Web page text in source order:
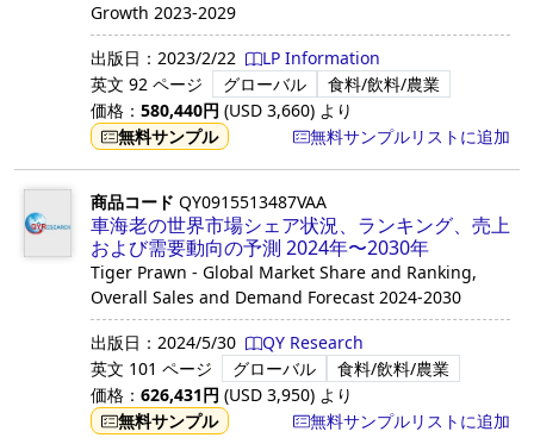
Growth 2023-2029
出版日： 2023/2/22
LP Information
英文 92 ページ グローバル
食料/飲料/農業
価格： 580,440円 (USD 3,660) より
無料サンプル
無料サンプルリストに追加
商品コード QY0915513487VAA
車海老の世界市場シェア状況、ランキング、売上
および需要動向の予測 2024年〜2030年
Tiger Prawn - Global Market Share and Ranking,
Overall Sales and Demand Forecast 2024-2030
出版日： 2024/5/30
QY Research
英文 101 ページ グローバル
食料/飲料/農業
価格： 626,431円 (USD 3,950) より
無料サンプル
無料サンプルリストに追加